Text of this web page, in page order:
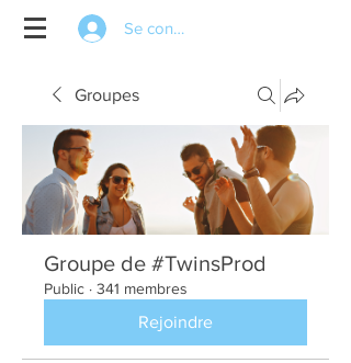
Se connecter
Groupes
Groupe de #TwinsProd
Public · 341 membres
Rejoindre